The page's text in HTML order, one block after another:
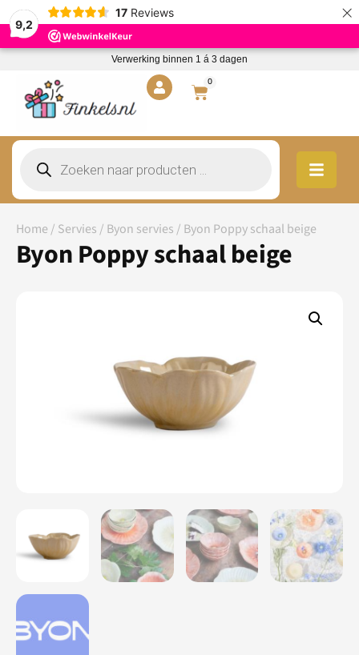
9,2
17 Reviews ×
Verwerking binnen 1 á 3 dagen
0
Home / Servies / Byon servies / Byon Poppy schaal beige
Byon Poppy schaal beige